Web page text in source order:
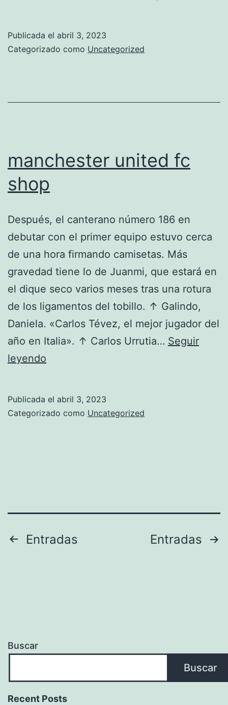
Publicada el abril 3, 2023
Categorizado como Uncategorized
manchester united fc
shop
Después, el canterano número 186 en
debutar con el primer equipo estuvo cerca
de una hora firmando camisetas. Más
gravedad tiene lo de Juanmi, que estará en
el dique seco varios meses tras una rotura
de los ligamentos del tobillo. ↑ Galindo,
Daniela. «Carlos Tévez, el mejor jugador del
año en Italia». ↑ Carlos Urrutia… Seguir
leyendo
shop
Publicada el abril 3, 2023
Categorizado como Uncategorized
Paginación
Entradas Entradas
Buscar
Buscar
Recent Posts